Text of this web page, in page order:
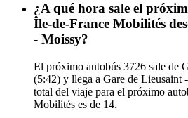
¿A qué hora sale el
Île-de-France Mobilités
- Moissy?
El próximo autobús 3726 sale de
(5:42) y llega a Gare de Lieusaint
total del viaje para el próximo
Mobilités es de 14.